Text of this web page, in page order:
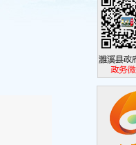
政务微博
濉溪县政
政务微信